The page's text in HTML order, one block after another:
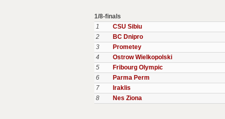
1/8-finals
1
CSU Sibiu
2
BC Dnipro
3
Prometey
4
Ostrow Wielkopolski
5
Fribourg Olympic
6
Parma Perm
7
Iraklis
8
Nes Ziona